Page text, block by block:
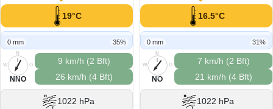
19°C
0 mm 35%
N
O
S
W
NNO
9 km/h (2 Bft)
26 km/h (4 Bft)
1022 hPa
16.5°C
0 mm 31%
N
O
S
W
NO
7 km/h (2 Bft)
21 km/h (4 Bft)
1022 hPa